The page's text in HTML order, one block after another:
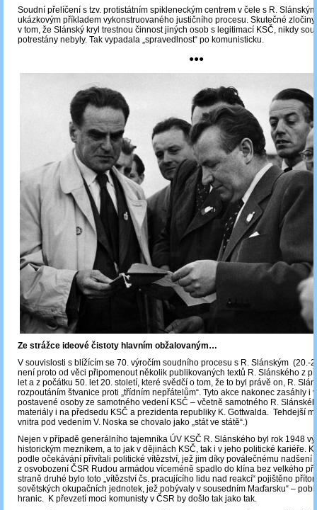
Soudní přelíčení s tzv. protistátním spikleneckým centrem v čele s R.
ukázkovým příkladem vykonstruovaného justičního procesu. Skutečné
v tom, že Slánský kryl trestnou činnost jiných osob s legitimací KSČ, nikdy
potrestány nebyly. Tak vypadala „spravedlnost“ po komunisticku.
●●●
Ze strážce ideové čistoty hlavním obžalovaným…
V souvislosti s blížícím se 70. výročím soudního procesu s R. Slánským (20.-
není proto od věci připomenout několik publikovaných textů R. Slánského z
let a z počátku 50. let 20. století, které svědčí o tom, že to byl právě on, R.
rozpoutáním štvanice proti „třídním nepřátelům“. Tyto akce nakonec zasáhly i
postavené osoby ze samotného vedení KSČ – včetně samotného R.
materiály i na předsedu KSČ a prezidenta republiky K. Gottwalda. Tehdejší
vnitra pod vedením V. Noska se chovalo jako „stát ve státě“.)
Nejen v případě generálního tajemníka ÚV KSČ R. Slánského byl rok 1948
historickým mezníkem, a to jak v dějinách KSČ, tak i v jeho politické kariéře.
podle očekávání přivítali politické vítězství, jež jim díky poválečnému nadšení
z osvobození ČSR Rudou armádou víceméně spadlo do klína bez velkého
straně druhé bylo toto „vítězství čs. pracujícího lidu nad reakcí“ pojištěno
sovětských okupačních jednotek, jež pobývaly v sousedním Maďarsku“ –
hranic. K převzetí moci komunisty v ČSR by došlo tak jako tak.